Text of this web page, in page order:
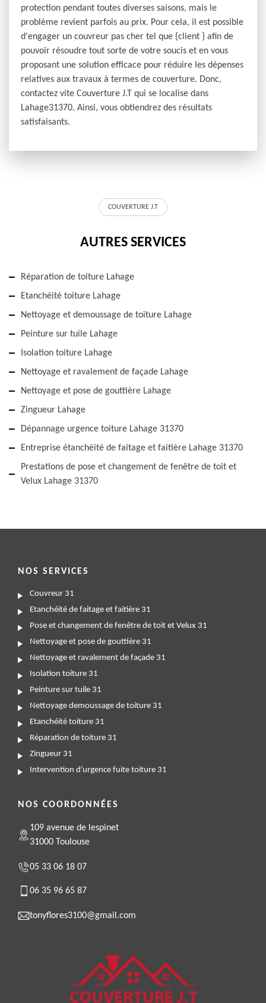
protection pendant toutes diverses saisons, mais le
problème revient parfois au prix. Pour cela, il est possible
d'engager un couvreur pas cher tel que {client } afin de
pouvoir résoudre tout sorte de votre soucis et en vous
proposant une solution efficace pour réduire les dépenses
relatives aux travaux à termes de couverture. Donc,
contactez vite Couverture J.T qui se localise dans
Lahage31370. Ainsi, vous obtiendrez des résultats
satisfaisants.
COUVERTURE J.T
AUTRES SERVICES
Réparation de toiture Lahage
Etanchéité toiture Lahage
Nettoyage et demoussage de toiture Lahage
Peinture sur tuile Lahage
Isolation toiture Lahage
Nettoyage et ravalement de façade Lahage
Nettoyage et pose de gouttière Lahage
Zingueur Lahage
Dépannage urgence toiture Lahage 31370
Entreprise étanchéité de faitage et faitière Lahage 31370
Prestations de pose et changement de fenêtre de toit et
Velux Lahage 31370
NOS SERVICES
Couvreur 31
Etanchéité de faitage et faitière 31
Pose et changement de fenêtre de toit et Velux 31
Nettoyage et pose de gouttière 31
Nettoyage et ravalement de façade 31
Isolation toiture 31
Peinture sur tuile 31
Nettoyage demoussage de toiture 31
Etanchéité toiture 31
Réparation de toiture 31
Zingueur 31
Intervention d'urgence fuite toiture 31
NOS COORDONNÉES
109 avenue de lespinet
31000 Toulouse
05 33 06 18 07
06 35 96 65 87
tonyflores3100@gmail.com